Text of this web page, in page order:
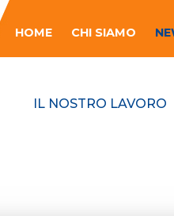
HOME CHI SIAMO
IL NOSTRO LAVORO